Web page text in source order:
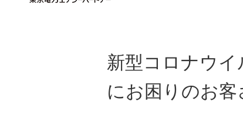
新型コロナウ
にお困りのお